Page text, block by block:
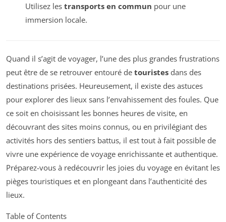
Utilisez les transports en commun pour une
immersion locale.
Quand il s’agit de voyager, l’une des plus grandes frustrations
peut être de se retrouver entouré de touristes dans des
destinations prisées. Heureusement, il existe des astuces
pour explorer des lieux sans l’envahissement des foules. Que
ce soit en choisissant les bonnes heures de visite, en
découvrant des sites moins connus, ou en privilégiant des
activités hors des sentiers battus, il est tout à fait possible de
vivre une expérience de voyage enrichissante et authentique.
Préparez-vous à redécouvrir les joies du voyage en évitant les
pièges touristiques et en plongeant dans l’authenticité des
lieux.
Table of Contents